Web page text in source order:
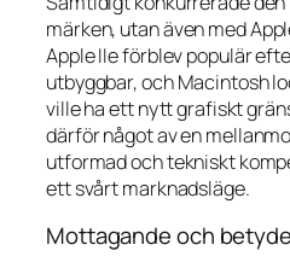
märken, utan även med
Apple IIe förblev populär
utbyggbar, och Macintosh
ville ha ett nytt grafiskt
därför något av en
utformad och tekniskt
ett svårt marknadsläge.
Mottagande och